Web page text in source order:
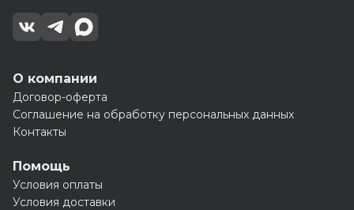
О компании
Договор-оферта
Соглашение на обработку персональных данных
Контакты
Помощь
Условия оплаты
Условия доставки